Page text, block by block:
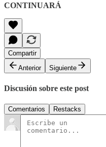
CONTINUARÁ
Compartir
Anterior
Siguiente
Discusión sobre este post
Comentarios Restacks